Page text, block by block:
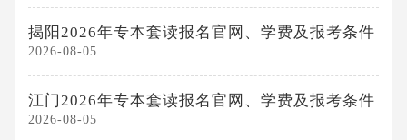
揭阳2026年专本套读报名官网、学费及报考条件
2026-08-05
江门2026年专本套读报名官网、学费及报考条件
2026-08-05